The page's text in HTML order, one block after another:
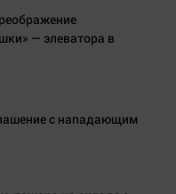
— элеватора в
с нападающим